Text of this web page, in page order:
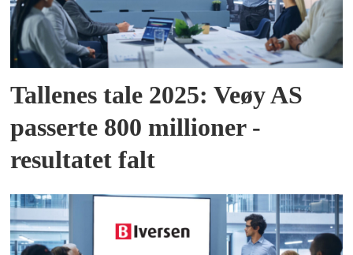
Tallenes tale 2025: Veøy AS
passerte 800 millioner -
resultatet falt